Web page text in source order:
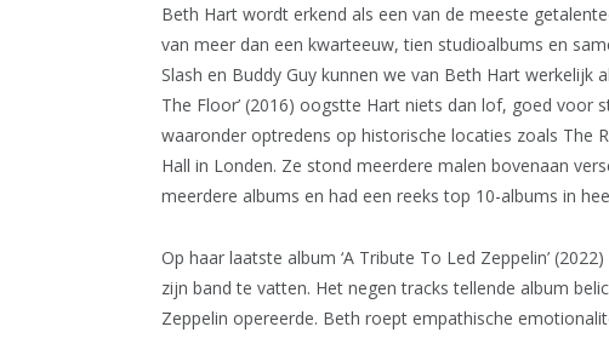
Beth Hart wordt erkend als een van de meeste
van meer dan een kwarteeuw, tien studioalbums en
Slash en Buddy Guy kunnen we van Beth Hart werkelijk
The Floor’ (2016) oogstte Hart niets dan lof, goed voor
waaronder optredens op historische locaties zoals The
Hall in Londen. Ze stond meerdere malen bovenaan
meerdere albums en had een reeks top 10-albums in
Op haar laatste album ‘A Tribute To Led Zeppelin’
zijn band te vatten. Het negen tracks tellende album
Zeppelin opereerde. Beth roept empathische